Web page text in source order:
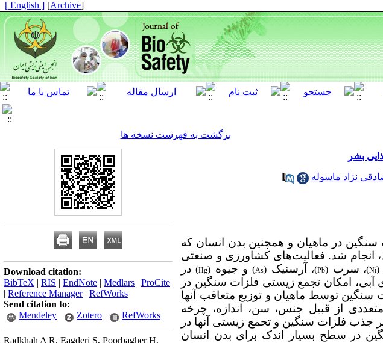
[
Archive
]
[ English ]
برگشت به فهرست نسخه ها
بشر
نژاد ماسوله
در ماهیان و همچنین بدن انسان که
شد. فعالیت‌های کشاورزی و صنعتی
(
Ni)، سرب(
Pb)، آرسنیک (
As
) و جیوه(
Hg
) در
آبی، امکان تجمع زیستی فلزات سنگین در
توسط ماهیان و توزیع متعاقب آنها
از قبیل جنس، سن، اندازه، چرخه
بر جذب فلزات سنگین و تجمع زیستی آنها در
در سطح بسیار اندک برای بدن انسان
Download citation:
BibTeX | RIS | EndNote | Medlars | ProCite
| Reference Manager| RefWorks
Send citation to:
Mendeley
Zotero RefWorks
Radkhah A R, Eagderi S, Poorbagher H,